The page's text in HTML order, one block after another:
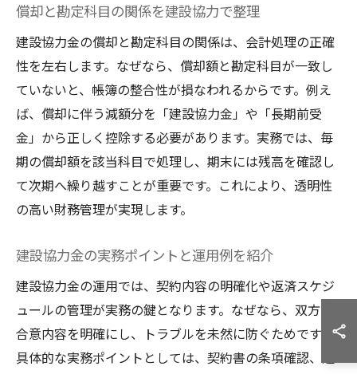
償却と勘定科目の関係を建設協力で整理
建設協力金の償却と勘定科目の関係は、会計処理の正確
性を左右します。なぜなら、償却額と勘定科目が一致し
ていないと、帳簿の整合性が損なわれるからです。例え
ば、償却に伴う減額分を「建設協力金」や「長期前受
金」から正しく控除する必要があります。実務では、毎
期の償却額を該当科目で処理し、期末には残高を確認し
て次期へ繰り越すことが重要です。これにより、透明性
の高い財務管理が実現します。
建設協力金の実務ポイントと運用例を紹介
建設協力金の運用では、契約内容の明確化や返済スケジ
ュールの管理が実務の鍵となります。なぜなら、双方の
合意内容を明確にし、トラブルを未然に防ぐためです。
具体的な実務ポイントとしては、契約書の条項確認、返